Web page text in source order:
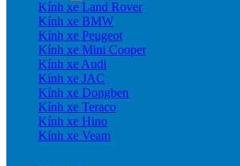
Kính xe Land Rover
Kính xe BMW
Kính xe Peugeot
Kính xe Mini Cooper
Kính xe Audi
Kính xe JAC
Kính xe Dongben
Kính xe Teraco
Kính xe Hino
Kính xe Veam